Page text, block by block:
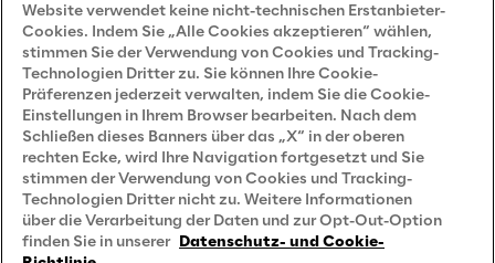
Grundsatzerklärung - LKSG(Deutschland)
Accessibility Statement
Careers
Contacts
Website verwendet keine nicht-technischen Erstanbieter-
Cookies. Indem Sie „Alle Cookies akzeptieren“ wählen,
stimmen Sie der Verwendung von Cookies und Tracking-
Technologien Dritter zu. Sie können Ihre Cookie-
Präferenzen jederzeit verwalten, indem Sie die Cookie-
Einstellungen in Ihrem Browser bearbeiten. Nach dem
Schließen dieses Banners über das „X“ in der oberen
rechten Ecke, wird Ihre Navigation fortgesetzt und Sie
stimmen der Verwendung von Cookies und Tracking-
Technologien Dritter nicht zu. Weitere Informationen
über die Verarbeitung der Daten und zur Opt-Out-Option
finden Sie in unserer Datenschutz- und Cookie-